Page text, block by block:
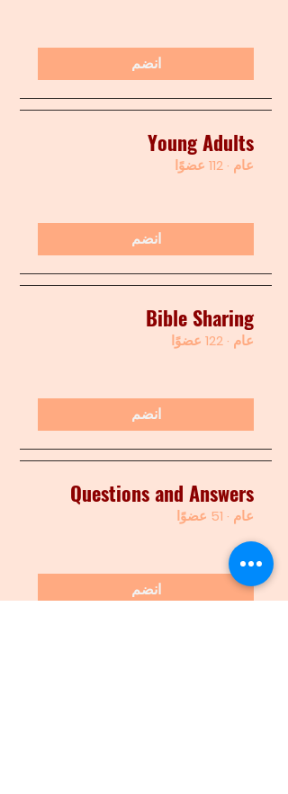
انضم
Young Adults
عام ·112 عضوًا
انضم
Bible Sharing
عام ·122 عضوًا
انضم
Questions and Answers
عام · 51 عضوًا
انضم